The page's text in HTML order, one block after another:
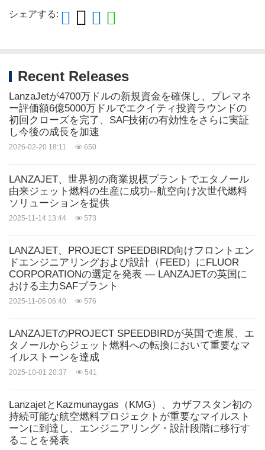
シェアする:
Recent Releases
LanzaJetが4700万ドルの新規資金を確保し、プレマネ
ー評価額6億5000万ドルでエクイティ投資ラウンドの
初回クローズを完了、SAF技術の有効性をさらに実証
し今後の成長を加速
2026-02-20 18:11 650
LANZAJET、世界初の商業規模プラントでエタノール
由来ジェット燃料の生産に成功--航空向け次世代燃料
ソリューションを提供
2025-11-14 13:44 573
LANZAJET、PROJECT SPEEDBIRD向けフロントエン
ドエンジニアリングおよび設計（FEED）にFLUOR
CORPORATIONの選定を発表 ― LANZAJETの英国に
おける主力SAFプラント
2025-11-06 06:40 576
LANZAJETのPROJECT SPEEDBIRDが英国で進展、エ
タノールからジェット燃料への転換において重要なマ
イルストーンを達成
2025-10-01 20:37 541
LanzajetとKazmunaygas（KMG）、カザフスタン初の
持続可能な航空燃料プロジェクトが重要なマイルスト
ーンに到達し、エンジニアリング・設計段階に移行す
ることを発表